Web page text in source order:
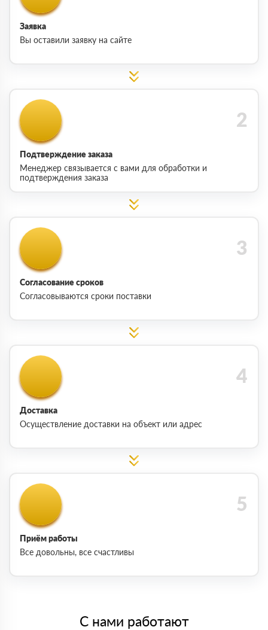
Заявка
Вы оставили заявку на сайте
Подтверждение заказа
Менеджер связывается с вами для обработки и
подтверждения заказа
Согласование сроков
Согласовываются сроки поставки
Доставка
Осуществление доставки на объект или адрес
Приём работы
Все довольны, все счастливы
С нами работают